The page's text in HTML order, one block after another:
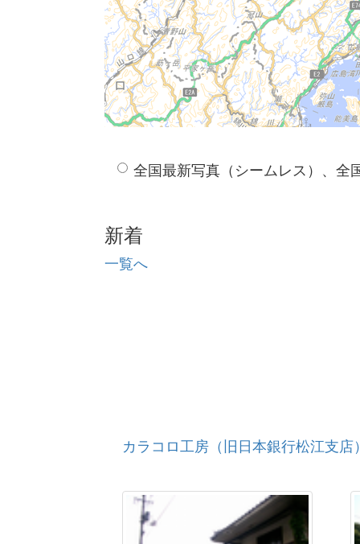
全国最新写真（シームレス）、全
新着
一覧へ
カラコロ工房（旧日本銀行松江支店